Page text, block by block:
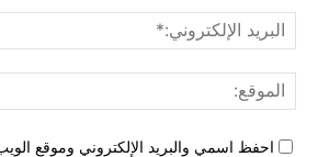
احفظ اسمي والبريد الإلكتروني وموقع